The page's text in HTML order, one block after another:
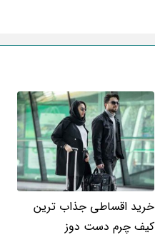
خرید اقساطی جذاب ترین
کیف چرم دست دوز